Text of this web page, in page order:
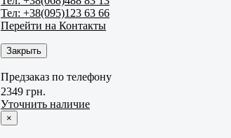
Тел: +38(095)123 63 66
Перейти на Контакты
Закрыть
Предзаказ по телефону
2349 грн.
Уточнить наличие
×